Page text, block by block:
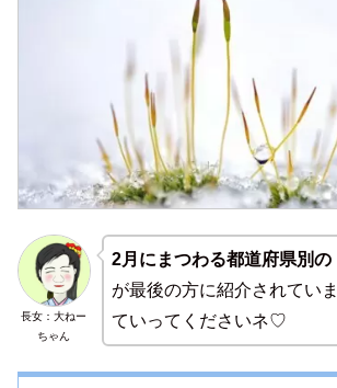
長女：大ねー
ちゃん
2月にまつわる都道府県別の
が最後の方に紹介されてい
ていってくださいネ♡